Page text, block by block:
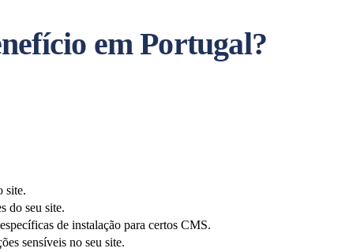
em Portugal?
site.
do seu site.
de instalação para certos CMS.
sensíveis no seu site.